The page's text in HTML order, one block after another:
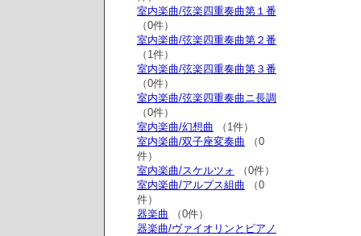
室内楽曲/弦楽四重奏曲第１番
（0件）
室内楽曲/弦楽四重奏曲第２番
（1件）
室内楽曲/弦楽四重奏曲第３番
（0件）
室内楽曲/弦楽四重奏曲ニ長調
（0件）
室内楽曲/幻想曲 （1件）
室内楽曲/双子座変奏曲 （0
件）
室内楽曲/スケルツォ
（0件）
室内楽曲/アルプス組曲 （0
件）
器楽曲 （0件）
器楽曲/ヴァイオリンとピアノ